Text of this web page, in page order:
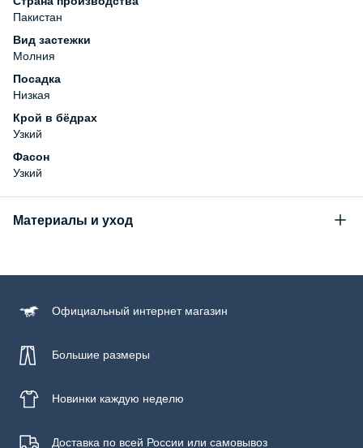
Пакистан
Вид застежки
Молния
Посадка
Низкая
Крой в бёдрах
Узкий
Фасон
Узкий
Материалы и уход
99% хлопок, 1% эластан
Бережная стирка при температуре не более 30С, химчистка
запрещена
Официальный интернет магазин
Большие размеры
Новинки каждую неделю
Доставка по всей России или самовывоз